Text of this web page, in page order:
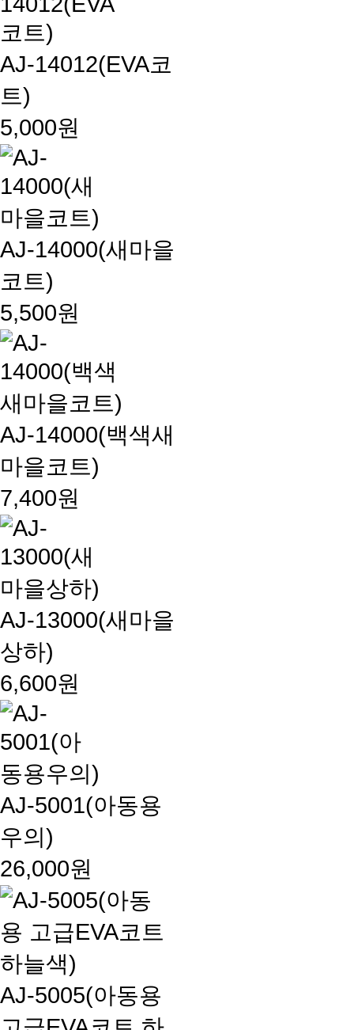
AJ-14012(EVA코
트)
5,000원
AJ-14000(새마을
코트)
5,500원
AJ-14000(백색새
마을코트)
7,400원
AJ-13000(새마을
상하)
6,600원
AJ-5001(아동용
우의)
26,000원
AJ-5005(아동용